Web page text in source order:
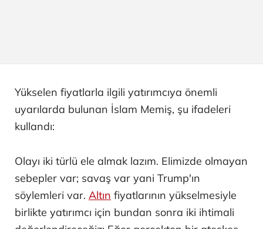
Yükselen fiyatlarla ilgili yatırımcıya önemli
uyarılarda bulunan İslam Memiş, şu ifadeleri
kullandı:
Olayı iki türlü ele almak lazım. Elimizde olmayan
sebepler var; savaş var yani Trump'ın
söylemleri var. Altın fiyatlarının yükselmesiyle
birlikte yatırımcı için bundan sonra iki ihtimali